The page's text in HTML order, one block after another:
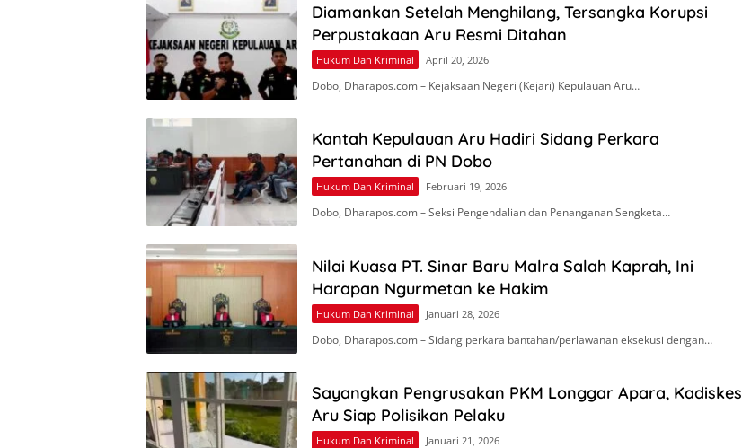
Diamankan Setelah Menghilang, Tersangka Korupsi
Perpustakaan Aru Resmi Ditahan
Hukum Dan Kriminal April 20, 2026
Dobo, Dharapos.com – Kejaksaan Negeri (Kejari) Kepulauan Aru…
Kantah Kepulauan Aru Hadiri Sidang Perkara
Pertanahan di PN Dobo
Hukum Dan Kriminal Februari 19, 2026
Dobo, Dharapos.com – Seksi Pengendalian dan Penanganan Sengketa…
Nilai Kuasa PT. Sinar Baru Malra Salah Kaprah, Ini
Harapan Ngurmetan ke Hakim
Hukum Dan Kriminal Januari 28, 2026
Dobo, Dharapos.com – Sidang perkara bantahan/perlawanan eksekusi dengan…
Sayangkan Pengrusakan PKM Longgar Apara, Kadiskes
Aru Siap Polisikan Pelaku
Hukum Dan Kriminal Januari 21, 2026